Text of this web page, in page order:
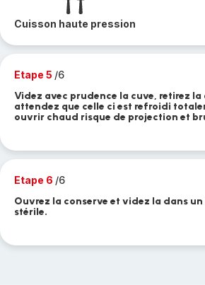
Cuisson haute pression
Etape 5 /6
Videz avec prudence la cuve, retirez la
attendez que celle ci est refroidi
ouvrir chaud risque de projection et
Etape 6 /6
Ouvrez la conserve et videz la dans
stérile.